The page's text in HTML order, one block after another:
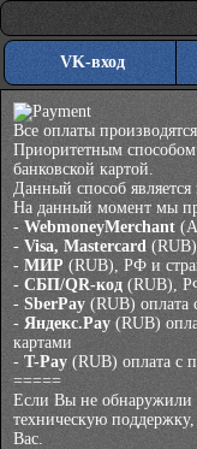
VK-вход
Все оплаты
Приоритетным способом
банковской картой.
Данный способ
На данный момент мы
- WebmoneyMerchant
- Visa, Mastercard
- МИР (RUB), РФ и
- СБП/QR-код (RUB),
- SberPay (RUB) оплата
- Яндекс.Pay (RUB)
картами
- T-Pay (RUB) оплата с
=====
Если Вы не обнаружили
техническую
Вас.